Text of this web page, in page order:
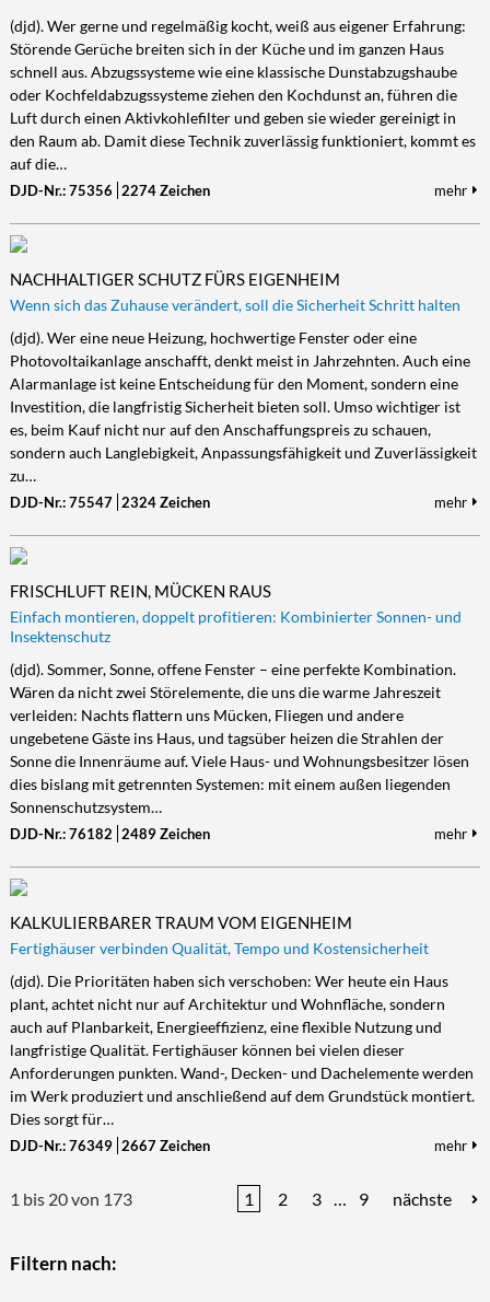
(djd). Wer gerne und regelmäßig kocht, weiß aus eigener Erfahrung:
Störende Gerüche breiten sich in der Küche und im ganzen Haus
schnell aus. Abzugssysteme wie eine klassische Dunstabzugshaube
oder Kochfeldabzugssysteme ziehen den Kochdunst an, führen die
Luft durch einen Aktivkohlefilter und geben sie wieder gereinigt in
den Raum ab. Damit diese Technik zuverlässig funktioniert, kommt es
auf die…
DJD-Nr.: 75356 2274 Zeichen mehr
NACHHALTIGER SCHUTZ FÜRS EIGENHEIM
Wenn sich das Zuhause verändert, soll die Sicherheit Schritt halten
(djd). Wer eine neue Heizung, hochwertige Fenster oder eine
Photovoltaikanlage anschafft, denkt meist in Jahrzehnten. Auch eine
Alarmanlage ist keine Entscheidung für den Moment, sondern eine
Investition, die langfristig Sicherheit bieten soll. Umso wichtiger ist
es, beim Kauf nicht nur auf den Anschaffungspreis zu schauen,
sondern auch Langlebigkeit, Anpassungsfähigkeit und Zuverlässigkeit
zu…
DJD-Nr.: 75547 2324 Zeichen mehr
FRISCHLUFT REIN, MÜCKEN RAUS
Einfach montieren, doppelt profitieren: Kombinierter Sonnen- und
Insektenschutz
(djd). Sommer, Sonne, offene Fenster – eine perfekte Kombination.
Wären da nicht zwei Störelemente, die uns die warme Jahreszeit
verleiden: Nachts flattern uns Mücken, Fliegen und andere
ungebetene Gäste ins Haus, und tagsüber heizen die Strahlen der
Sonne die Innenräume auf. Viele Haus- und Wohnungsbesitzer lösen
dies bislang mit getrennten Systemen: mit einem außen liegenden
Sonnenschutzsystem…
DJD-Nr.: 76182 2489 Zeichen mehr
KALKULIERBARER TRAUM VOM EIGENHEIM
Fertighäuser verbinden Qualität, Tempo und Kostensicherheit
(djd). Die Prioritäten haben sich verschoben: Wer heute ein Haus
plant, achtet nicht nur auf Architektur und Wohnfläche, sondern
auch auf Planbarkeit, Energieeffizienz, eine flexible Nutzung und
langfristige Qualität. Fertighäuser können bei vielen dieser
Anforderungen punkten. Wand-, Decken- und Dachelemente werden
im Werk produziert und anschließend auf dem Grundstück montiert.
Dies sorgt für…
DJD-Nr.: 76349 2667 Zeichen mehr
1 bis 20 von 173 1 2 3 … 9 nächste
Filtern nach: